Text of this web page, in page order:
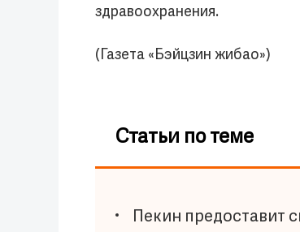
здравоохранения.
(Газета «Бэйцзин жибао»)
Статьи по теме
Пекин предоставит